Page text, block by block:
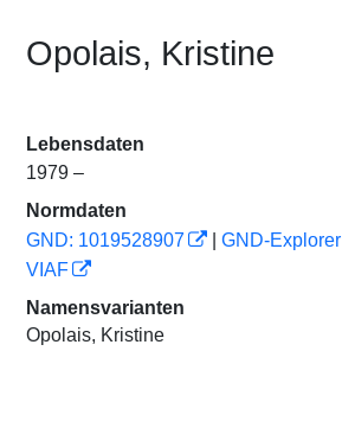
Opolais, Kristine
Lebensdaten
1979 –
Normdaten
GND: 1019528907
GND-Explorer
VIAF
Namensvarianten
Opolais, Kristine